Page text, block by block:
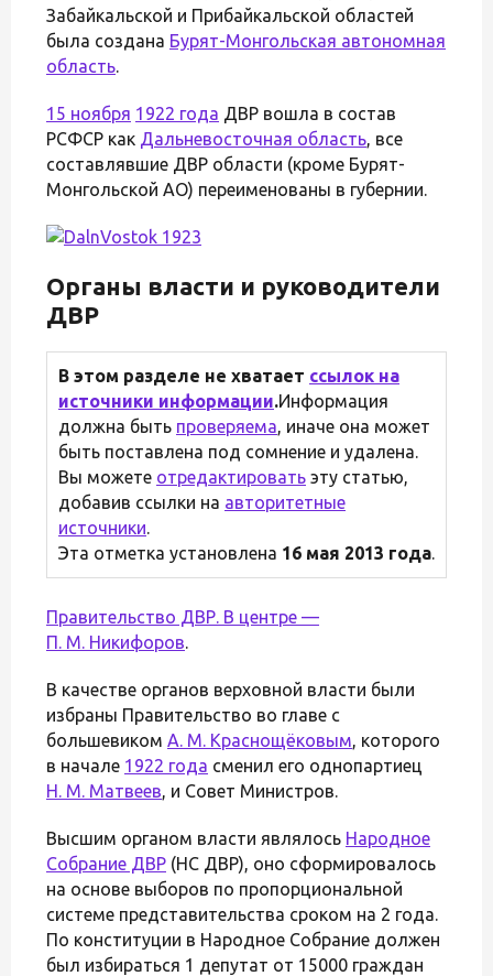
Забайкальской и Прибайкальской областей
была создана Бурят-Монгольская автономная
область.
15 ноября 1922 года ДВР вошла в состав
РСФСР как Дальневосточная область, все
составлявшие ДВР области (кроме Бурят-
Монгольской АО) переименованы в губернии.
Органы власти и руководители
ДВР
В этом разделе не хватает ссылок на
источники информации.Информация
должна быть проверяема, иначе она может
быть поставлена под сомнение и удалена.
Вы можете отредактировать эту статью,
добавив ссылки на авторитетные
источники.
Эта отметка установлена 16 мая 2013 года.
Правительство ДВР. В центре —
П. М. Никифоров.
В качестве органов верховной власти были
избраны Правительство во главе с
большевиком А. М. Краснощёковым, которого
в начале 1922 года сменил его однопартиец
Н. М. Матвеев, и Совет Министров.
Высшим органом власти являлось Народное
Собрание ДВР (НС ДВР), оно сформировалось
на основе выборов по пропорциональной
системе представительства сроком на 2 года.
По конституции в Народное Собрание должен
был избираться 1 депутат от 15000 граждан